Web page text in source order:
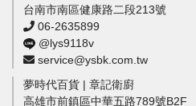
台南市南區健康路二段213號
06-2635899
@lys9118v
service@ysbk.com.tw
夢時代百貨 | 章記衛廚
高雄市前鎮區中華五路789號B2F